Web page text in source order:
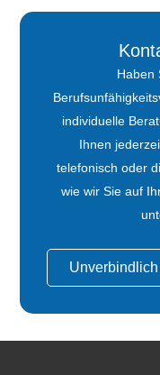
Haben
individuelle
Ihnen
telefonisch oder
wie wir Sie auf